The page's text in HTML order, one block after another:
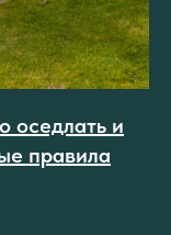
оседлать и
правила